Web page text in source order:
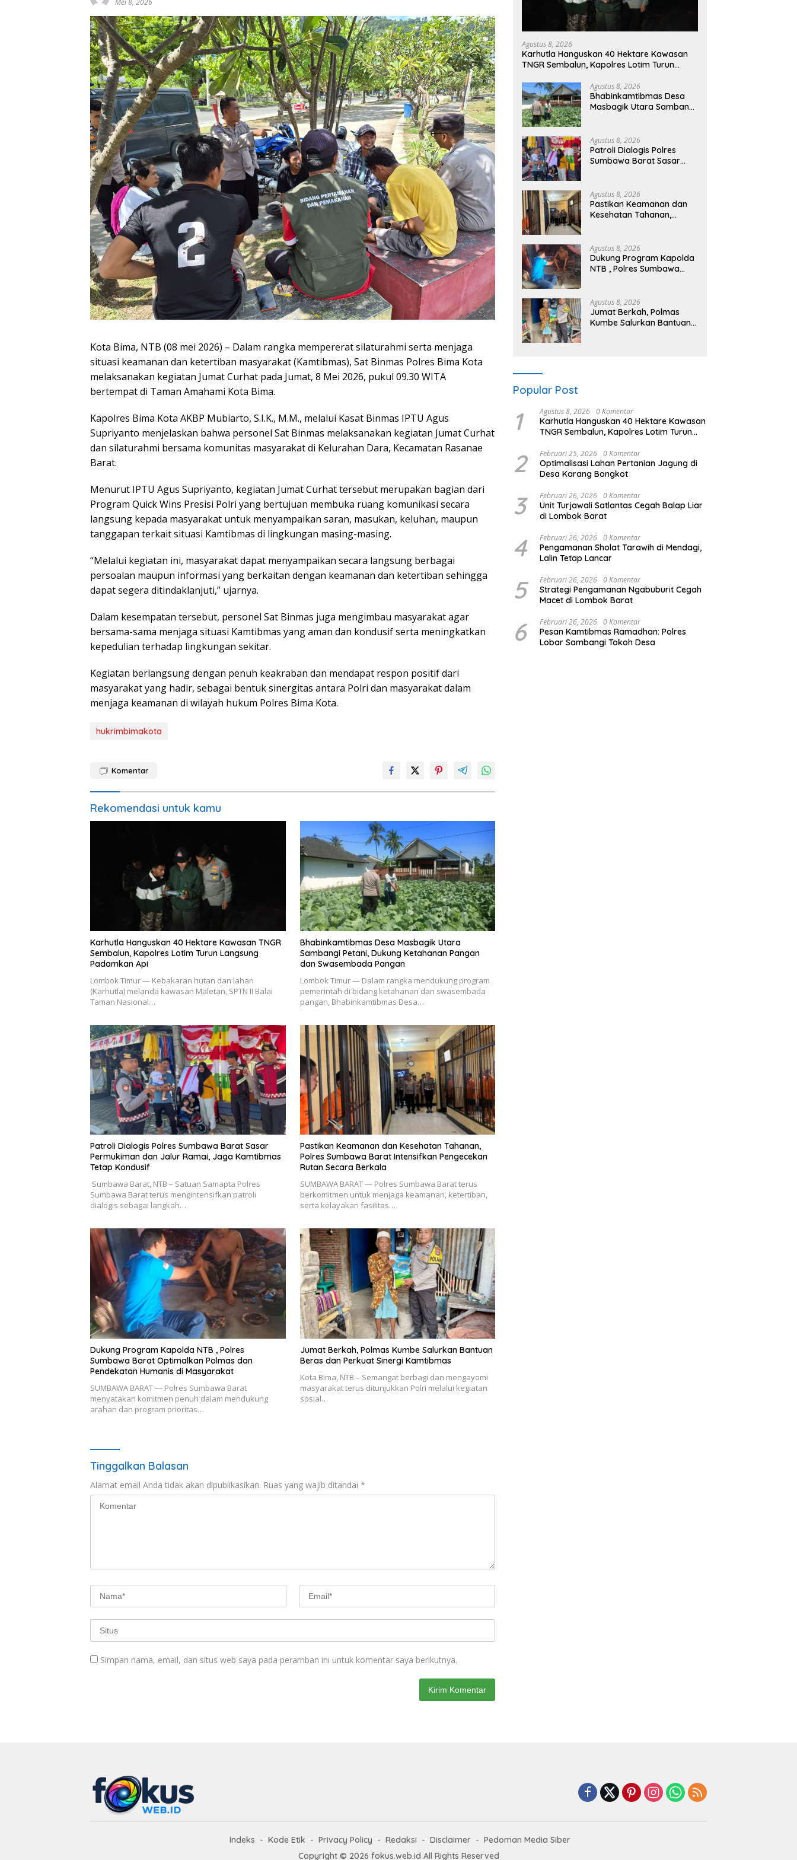
Mei 8, 2026
Kota Bima, NTB (08 mei 2026) – Dalam rangka mempererat silaturahmi serta menjaga
situasi keamanan dan ketertiban masyarakat (Kamtibmas), Sat Binmas Polres Bima Kota
melaksanakan kegiatan Jumat Curhat pada Jumat, 8 Mei 2026, pukul 09.30 WITA
bertempat di Taman Amahami Kota Bima.
Kapolres Bima Kota AKBP Mubiarto, S.I.K., M.M., melalui Kasat Binmas IPTU Agus
Supriyanto menjelaskan bahwa personel Sat Binmas melaksanakan kegiatan Jumat Curhat
dan silaturahmi bersama komunitas masyarakat di Kelurahan Dara, Kecamatan Rasanae
Barat.
Menurut IPTU Agus Supriyanto, kegiatan Jumat Curhat tersebut merupakan bagian dari
Program Quick Wins Presisi Polri yang bertujuan membuka ruang komunikasi secara
langsung kepada masyarakat untuk menyampaikan saran, masukan, keluhan, maupun
tanggapan terkait situasi Kamtibmas di lingkungan masing-masing.
“Melalui kegiatan ini, masyarakat dapat menyampaikan secara langsung berbagai
persoalan maupun informasi yang berkaitan dengan keamanan dan ketertiban sehingga
dapat segera ditindaklanjuti,” ujarnya.
Dalam kesempatan tersebut, personel Sat Binmas juga mengimbau masyarakat agar
bersama-sama menjaga situasi Kamtibmas yang aman dan kondusif serta meningkatkan
kepedulian terhadap lingkungan sekitar.
Kegiatan berlangsung dengan penuh keakraban dan mendapat respon positif dari
masyarakat yang hadir, sebagai bentuk sinergitas antara Polri dan masyarakat dalam
menjaga keamanan di wilayah hukum Polres Bima Kota.
hukrimbimakota
Komentar
Rekomendasi untuk kamu
Karhutla Hanguskan 40 Hektare Kawasan TNGR
Sembalun, Kapolres Lotim Turun Langsung
Padamkan Api
Lombok Timur — Kebakaran hutan dan lahan
(Karhutla) melanda kawasan Maletan, SPTN II Balai
Taman Nasional…
Bhabinkamtibmas Desa Masbagik Utara
Sambangi Petani, Dukung Ketahanan Pangan
dan Swasembada Pangan
Lombok Timur — Dalam rangka mendukung program
pemerintah di bidang ketahanan dan swasembada
pangan, Bhabinkamtibmas Desa…
Patroli Dialogis Polres Sumbawa Barat Sasar
Permukiman dan Jalur Ramai, Jaga Kamtibmas
Tetap Kondusif
Sumbawa Barat, NTB – Satuan Samapta Polres
Sumbawa Barat terus mengintensifkan patroli
dialogis sebagai langkah…
Pastikan Keamanan dan Kesehatan Tahanan,
Polres Sumbawa Barat Intensifkan Pengecekan
Rutan Secara Berkala
SUMBAWA BARAT — Polres Sumbawa Barat terus
berkomitmen untuk menjaga keamanan, ketertiban,
serta kelayakan fasilitas…
Dukung Program Kapolda NTB , Polres
Sumbawa Barat Optimalkan Polmas dan
Pendekatan Humanis di Masyarakat
SUMBAWA BARAT — Polres Sumbawa Barat
menyatakan komitmen penuh dalam mendukung
arahan dan program prioritas…
Jumat Berkah, Polmas Kumbe Salurkan Bantuan
Beras dan Perkuat Sinergi Kamtibmas
Kota Bima, NTB – Semangat berbagi dan mengayomi
masyarakat terus ditunjukkan Polri melalui kegiatan
sosial…
Tinggalkan Balasan
Alamat email Anda tidak akan dipublikasikan. Ruas yang wajib ditandai *
Simpan nama, email, dan situs web saya pada peramban ini untuk komentar saya berikutnya.
Agustus 8, 2026
Karhutla Hanguskan 40 Hektare Kawasan
TNGR Sembalun, Kapolres Lotim Turun
Agustus 8, 2026
Bhabinkamtibmas Desa
Masbagik Utara Sambangi
Pangan
Agustus 8, 2026
Patroli Dialogis Polres
Sumbawa Barat Sasar
Tetap Kondusif
Agustus 8, 2026
Pastikan Keamanan dan
Kesehatan Tahanan,
Rutan Secara Berkala
Agustus 8, 2026
Dukung Program Kapolda
NTB , Polres Sumbawa
di Masyarakat
Agustus 8, 2026
Jumat Berkah, Polmas
Kumbe Salurkan Bantuan
Popular Post
1 Agustus 8, 2026 0 Komentar
Karhutla Hanguskan 40 Hektare Kawasan
TNGR Sembalun, Kapolres Lotim Turun
2 Februari 25, 2026 0 Komentar
Optimalisasi Lahan Pertanian Jagung di
Desa Karang Bongkot
3 Februari 26, 2026 0 Komentar
Unit Turjawali Satlantas Cegah Balap Liar
di Lombok Barat
4 Februari 26, 2026 0 Komentar
Pengamanan Sholat Tarawih di Mendagi,
Lalin Tetap Lancar
5 Februari 26, 2026 0 Komentar
Strategi Pengamanan Ngabuburit Cegah
Macet di Lombok Barat
6 Februari 26, 2026 0 Komentar
Pesan Kamtibmas Ramadhan: Polres
Lobar Sambangi Tokoh Desa
Indeks Kode Etik Privacy Policy Redaksi Disclaimer
Pedoman Media Siber
Copyright © 2026 fokus.web.id All Rights Reserved